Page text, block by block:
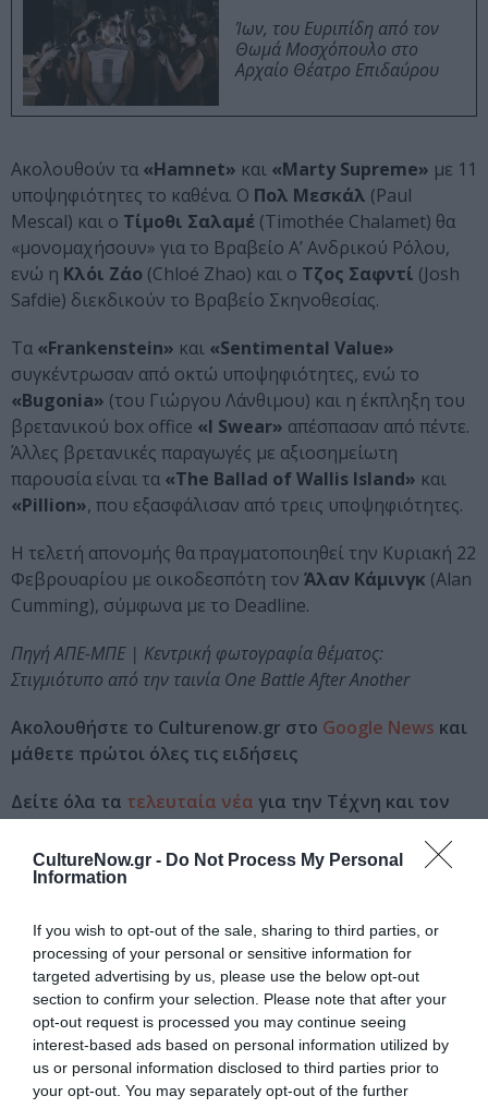
CultureNow.gr - Do Not Process My Personal
Information
If you wish to opt-out of the sale, sharing to third parties, or
processing of your personal or sensitive information for
targeted advertising by us, please use the below opt-out
section to confirm your selection. Please note that after your
opt-out request is processed you may continue seeing
interest-based ads based on personal information utilized by
us or personal information disclosed to third parties prior to
your opt-out. You may separately opt-out of the further
Ίων, του Ευριπίδη από τον
Θωμά Μοσχόπουλο στο
Αρχαίο Θέατρο Επιδαύρου
Ακολουθούν τα «Hamnet» και «Marty Supreme» με 11
υποψηφιότητες το καθένα. Ο Πολ Μεσκάλ (Paul
Mescal) και ο Τίμοθι Σαλαμέ (Timothée Chalamet) θα
«μονομαχήσουν» για το Βραβείο Α’ Ανδρικού Ρόλου,
ενώ η Κλόι Ζάο (Chloé Zhao) και ο Τζος Σαφντί (Josh
Safdie) διεκδικούν το Βραβείο Σκηνοθεσίας.
Τα «Frankenstein» και «Sentimental Value»
συγκέντρωσαν από οκτώ υποψηφιότητες, ενώ το
«Bugonia» (του Γιώργου Λάνθιμου) και η έκπληξη του
βρετανικού box office «I Swear» απέσπασαν από πέντε.
Άλλες βρετανικές παραγωγές με αξιοσημείωτη
παρουσία είναι τα «The Ballad of Wallis Island» και
«Pillion», που εξασφάλισαν από τρεις υποψηφιότητες.
H τελετή απονομής θα πραγματοποιηθεί την Κυριακή 22
Φεβρουαρίου με οικοδεσπότη τον Άλαν Κάμινγκ (Alan
Cumming), σύμφωνα με το Deadline.
Πηγή ΑΠΕ-ΜΠΕ | Κεντρική φωτογραφία θέματος:
Στιγμιότυπο από την ταινία One Battle After Another
Ακολουθήστε το Culturenow.gr στο Google News και
μάθετε πρώτοι όλες τις ειδήσεις
Δείτε όλα τα τελευταία νέα για την Τέχνη και τον
Νέοι Διαγωνισμοί
Tags
ΒΡΑΒΕΙΑ ΒΡΑΒΕΙΑ BAFTA ΞΕΝΕΣ ΤΑΙΝΙΕΣ
Newsletter
Κάθε βδομάδα στο e-mail σας τα τελευταία νέα για
την Τέχνη και τον Πολιτισμό!